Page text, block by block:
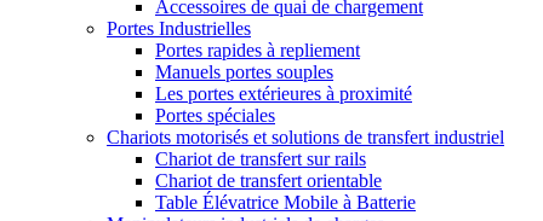
Accessoires de quai de chargement
Portes Industrielles
Portes rapides à repliement
Manuels portes souples
Les portes extérieures à proximité
Portes spéciales
Chariots motorisés et solutions de transfert industriel
Chariot de transfert sur rails
Chariot de transfert orientable
Table Élévatrice Mobile à Batterie